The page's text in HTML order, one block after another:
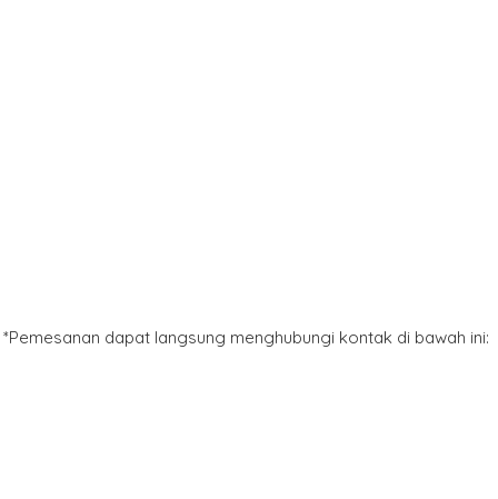
*Pemesanan dapat langsung menghubungi kontak di bawah ini: